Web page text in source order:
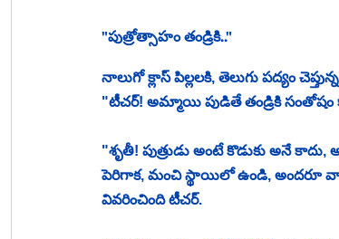
"పుత్రోత్సాహం తండ్రికి.."
నాలుగో క్లాస్ పిల్లలకి, తెలుగు పద్యం
"టీచర్! అమ్మాయి పుడితే తండ్రికి సంతోషం
"శృతీ! పుత్రుడు అంటే కొడుకు అనే
పెరిగాక, మంచి స్థాయిలో ఉండి, అందరూ వాళ్ళ
వివరించింది టీచర్.